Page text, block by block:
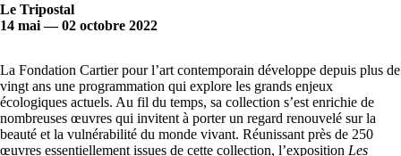
Le Tripostal
14 mai — 02 octobre 2022
La Fondation Cartier pour l’art contemporain développe depuis plus de
vingt ans une programmation qui explore les grands enjeux
écologiques actuels. Au fil du temps, sa collection s’est enrichie de
nombreuses œuvres qui invitent à porter un regard renouvelé sur la
beauté et la vulnérabilité du monde vivant. Réunissant près de 250
œuvres essentiellement issues de cette collection, l’exposition Les